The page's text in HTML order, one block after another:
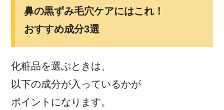
鼻の黒ずみ毛穴ケアにはこれ！
おすすめ成分3選
化粧品を選ぶときは、
以下の成分が入っているかが
ポイントになります。